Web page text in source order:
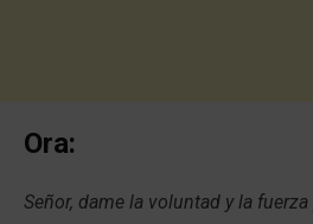
Ora:
Señor, dame la voluntad y la